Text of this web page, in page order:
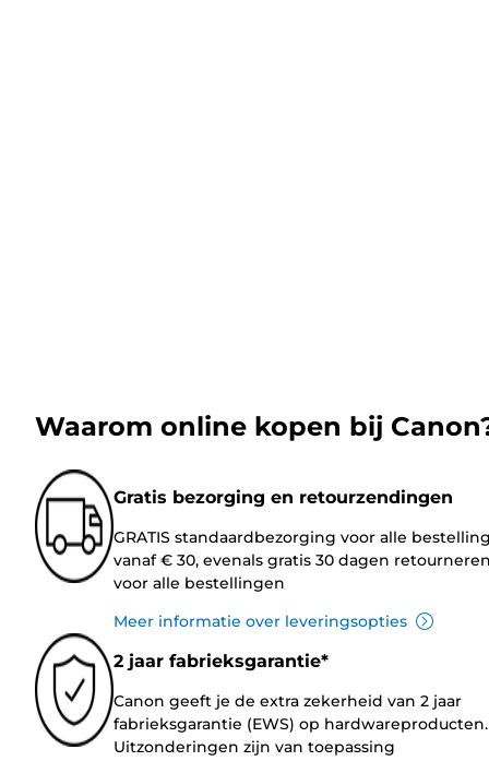
Waarom online kopen bij
Gratis bezorging en retourzendingen
GRATIS standaardbezorging voor alle
vanaf € 30, evenals gratis 30 dagen
voor alle bestellingen
Meer informatie over leveringsopties
2 jaar fabrieksgarantie*
Canon geeft je de extra zekerheid van 2 jaar
fabrieksgarantie (EWS) op hardwareproducten.
Uitzonderingen zijn van toepassing